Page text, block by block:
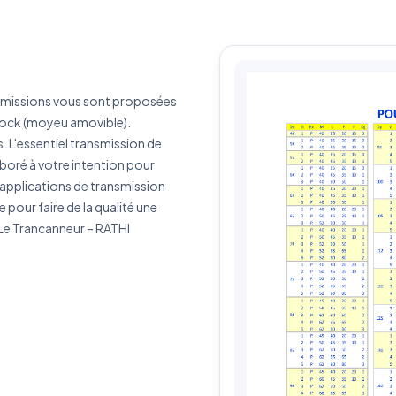
vous sont proposées
(moyeu amovible).
L'essentiel transmission de
à votre intention pour
de transmission
faire de la qualité une
Trancanneur – RATHI
Quantité estimée
votre besoin
que mes données soient utilisées pour traiter ma demande.
Envoyer ma demande de devis
Vos données sont protégées et ne seront jamais partagées